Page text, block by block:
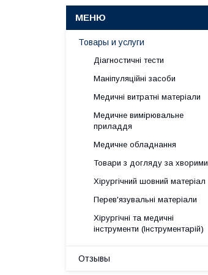
Товары и услуги
Діагностичні тести
Маніпуляційні засоби
Медичні витратні матеріали
Медичне вимірювальне
приладдя
Медичне обладнання
Товари з догляду за хворими
Хірургічний шовний матеріал
Перев'язувальні матеріали
Хірургічні та медичні
інструменти (Інструментарій)
Отзывы